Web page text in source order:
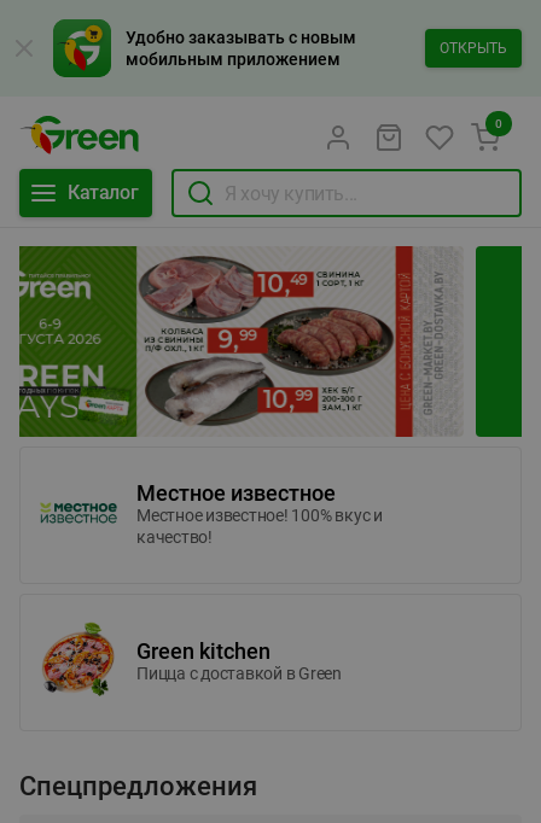
Удобно заказывать с новым
мобильным приложением
ОТКРЫТЬ
Каталог
0
Местное известное
Местное известное! 100% вкус и
качество!
Green kitchen
Пицца c доставкой в Green
Спецпредложения